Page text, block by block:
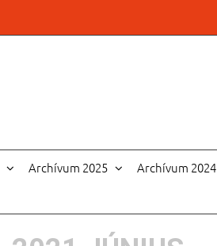
Archívum 2025 Archívum 2024